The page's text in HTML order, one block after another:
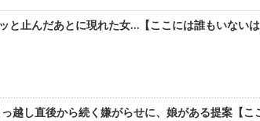
と止んだあとに現れた女…【ここには誰もいない
し直後から続く嫌がらせに、娘がある提案【こ